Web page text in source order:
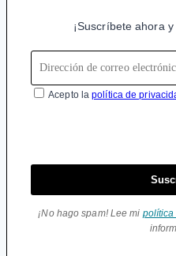
¡Suscríbete ahora
Acepto lapolítica de
¡No hago spam! Lee mi